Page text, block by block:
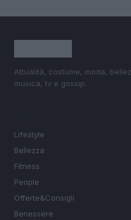
Attualità, costume, moda,
musica, tv e gossip.
Lifestyle
Bellezza
Fitness
People
Offerte&Consigli
Benessere